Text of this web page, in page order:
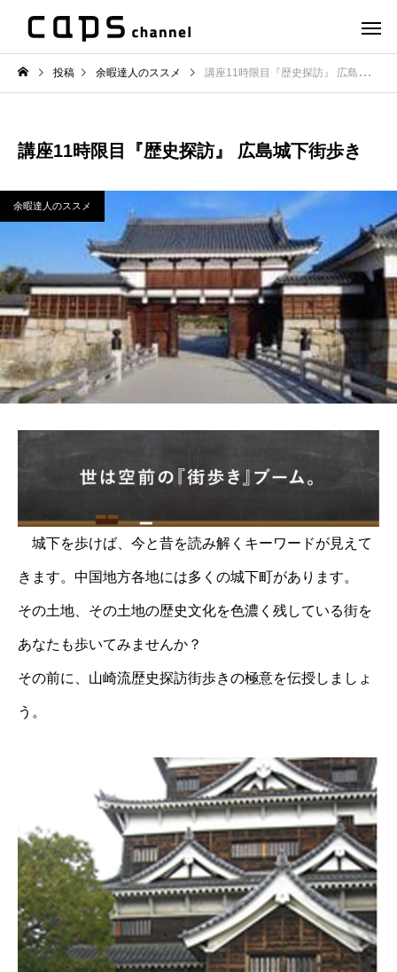
投稿 余暇達人のススメ 講座11時限目『歴史探訪』 広島城下街歩き
講座11時限目『歴史探訪』 広島城下街歩き
余暇達人のススメ
城下を歩けば、今と昔を読み解くキーワードが見えて
きます。中国地方各地には多くの城下町があります。
その土地、その土地の歴史文化を色濃く残している街を
あなたも歩いてみませんか？
その前に、山崎流歴史探訪街歩きの極意を伝授しましょ
う。